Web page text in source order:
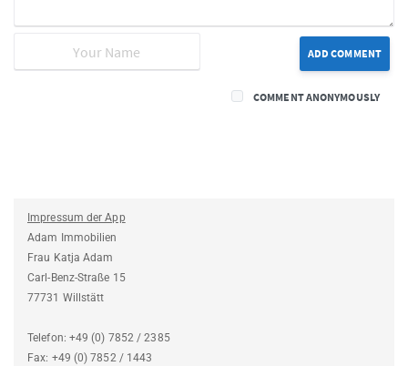
ADD COMMENT
COMMENT ANONYMOUSLY
Impressum der App
Adam Immobilien
Frau Katja Adam
Carl-Benz-Straße 15
77731 Willstätt
Telefon: +49 (0) 7852 / 2385
Fax: +49 (0) 7852 / 1443